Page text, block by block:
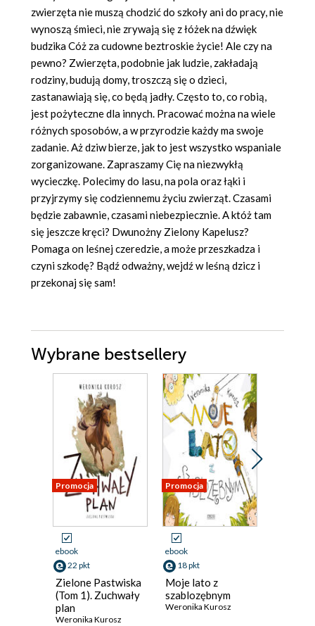
zwierzęta nie muszą chodzić do szkoły ani do pracy, nie
wynoszą śmieci, nie zrywają się z łóżek na dźwięk
budzika Cóż za cudowne beztroskie życie! Ale czy na
pewno? Zwierzęta, podobnie jak ludzie, zakładają
rodziny, budują domy, troszczą się o dzieci,
zastanawiają się, co będą jadły. Często to, co robią,
jest pożyteczne dla innych. Pracować można na wiele
różnych sposobów, a w przyrodzie każdy ma swoje
zadanie. Aż dziw bierze, jak to jest wszystko wspaniale
zorganizowane. Zapraszamy Cię na niezwykłą
wycieczkę. Polecimy do lasu, na pola oraz łąki i
przyjrzymy się codziennemu życiu zwierząt. Czasami
będzie zabawnie, czasami niebezpiecznie. A któż tam
się jeszcze kręci? Dwunożny Zielony Kapelusz?
Pomaga on leśnej czeredzie, a może przeszkadza i
czyni szkodę? Bądź odważny, wejdź w leśną dzicz i
przekonaj się sam!
Wybrane bestsellery
Promocja
ebook
22 pkt
Zielone Pastwiska
(Tom 1). Zuchwały
plan
Weronika Kurosz
Promocja
ebook
18 pkt
Moje lato z
szablozębnym
Weronika Kurosz